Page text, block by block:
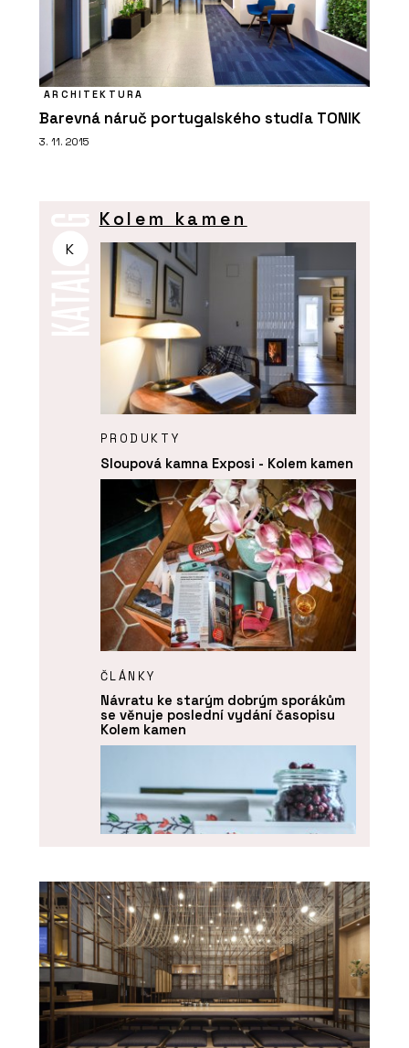
ARCHITEKTURA
Barevná náruč portugalského studia TONIK
3. 11. 2015
K
Kolem kamen
PRODUKTY
Sloupová kamna Exposi - Kolem kamen
ČLÁNKY
Návratu ke starým dobrým sporákům
se věnuje poslední vydání časopisu
Kolem kamen
PRODUKTY
Kachle K&K Poker - Kolem kamen